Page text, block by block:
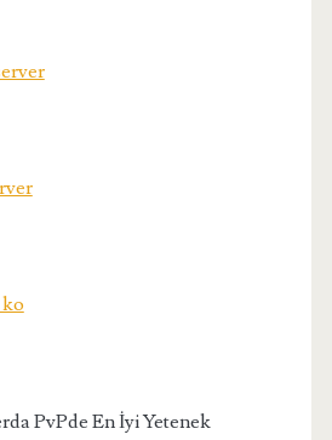
PvPde En İyi Yetenek